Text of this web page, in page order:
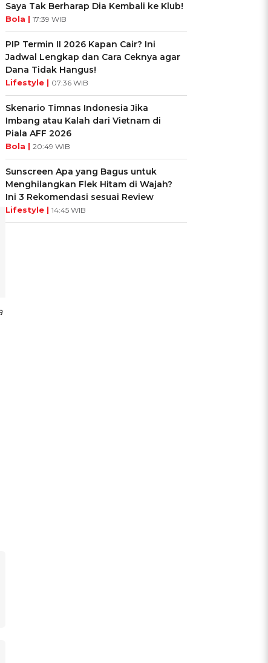
Saya Tak Berharap Dia Kembali ke Klub!
Bola | 17:39 WIB
PIP Termin II 2026 Kapan Cair? Ini
Jadwal Lengkap dan Cara Ceknya agar
Dana Tidak Hangus!
Lifestyle | 07:36 WIB
Skenario Timnas Indonesia Jika
Imbang atau Kalah dari Vietnam di
Piala AFF 2026
Bola | 20:49 WIB
Sunscreen Apa yang Bagus untuk
Menghilangkan Flek Hitam di Wajah?
Ini 3 Rekomendasi sesuai Review
Lifestyle | 14:45 WIB